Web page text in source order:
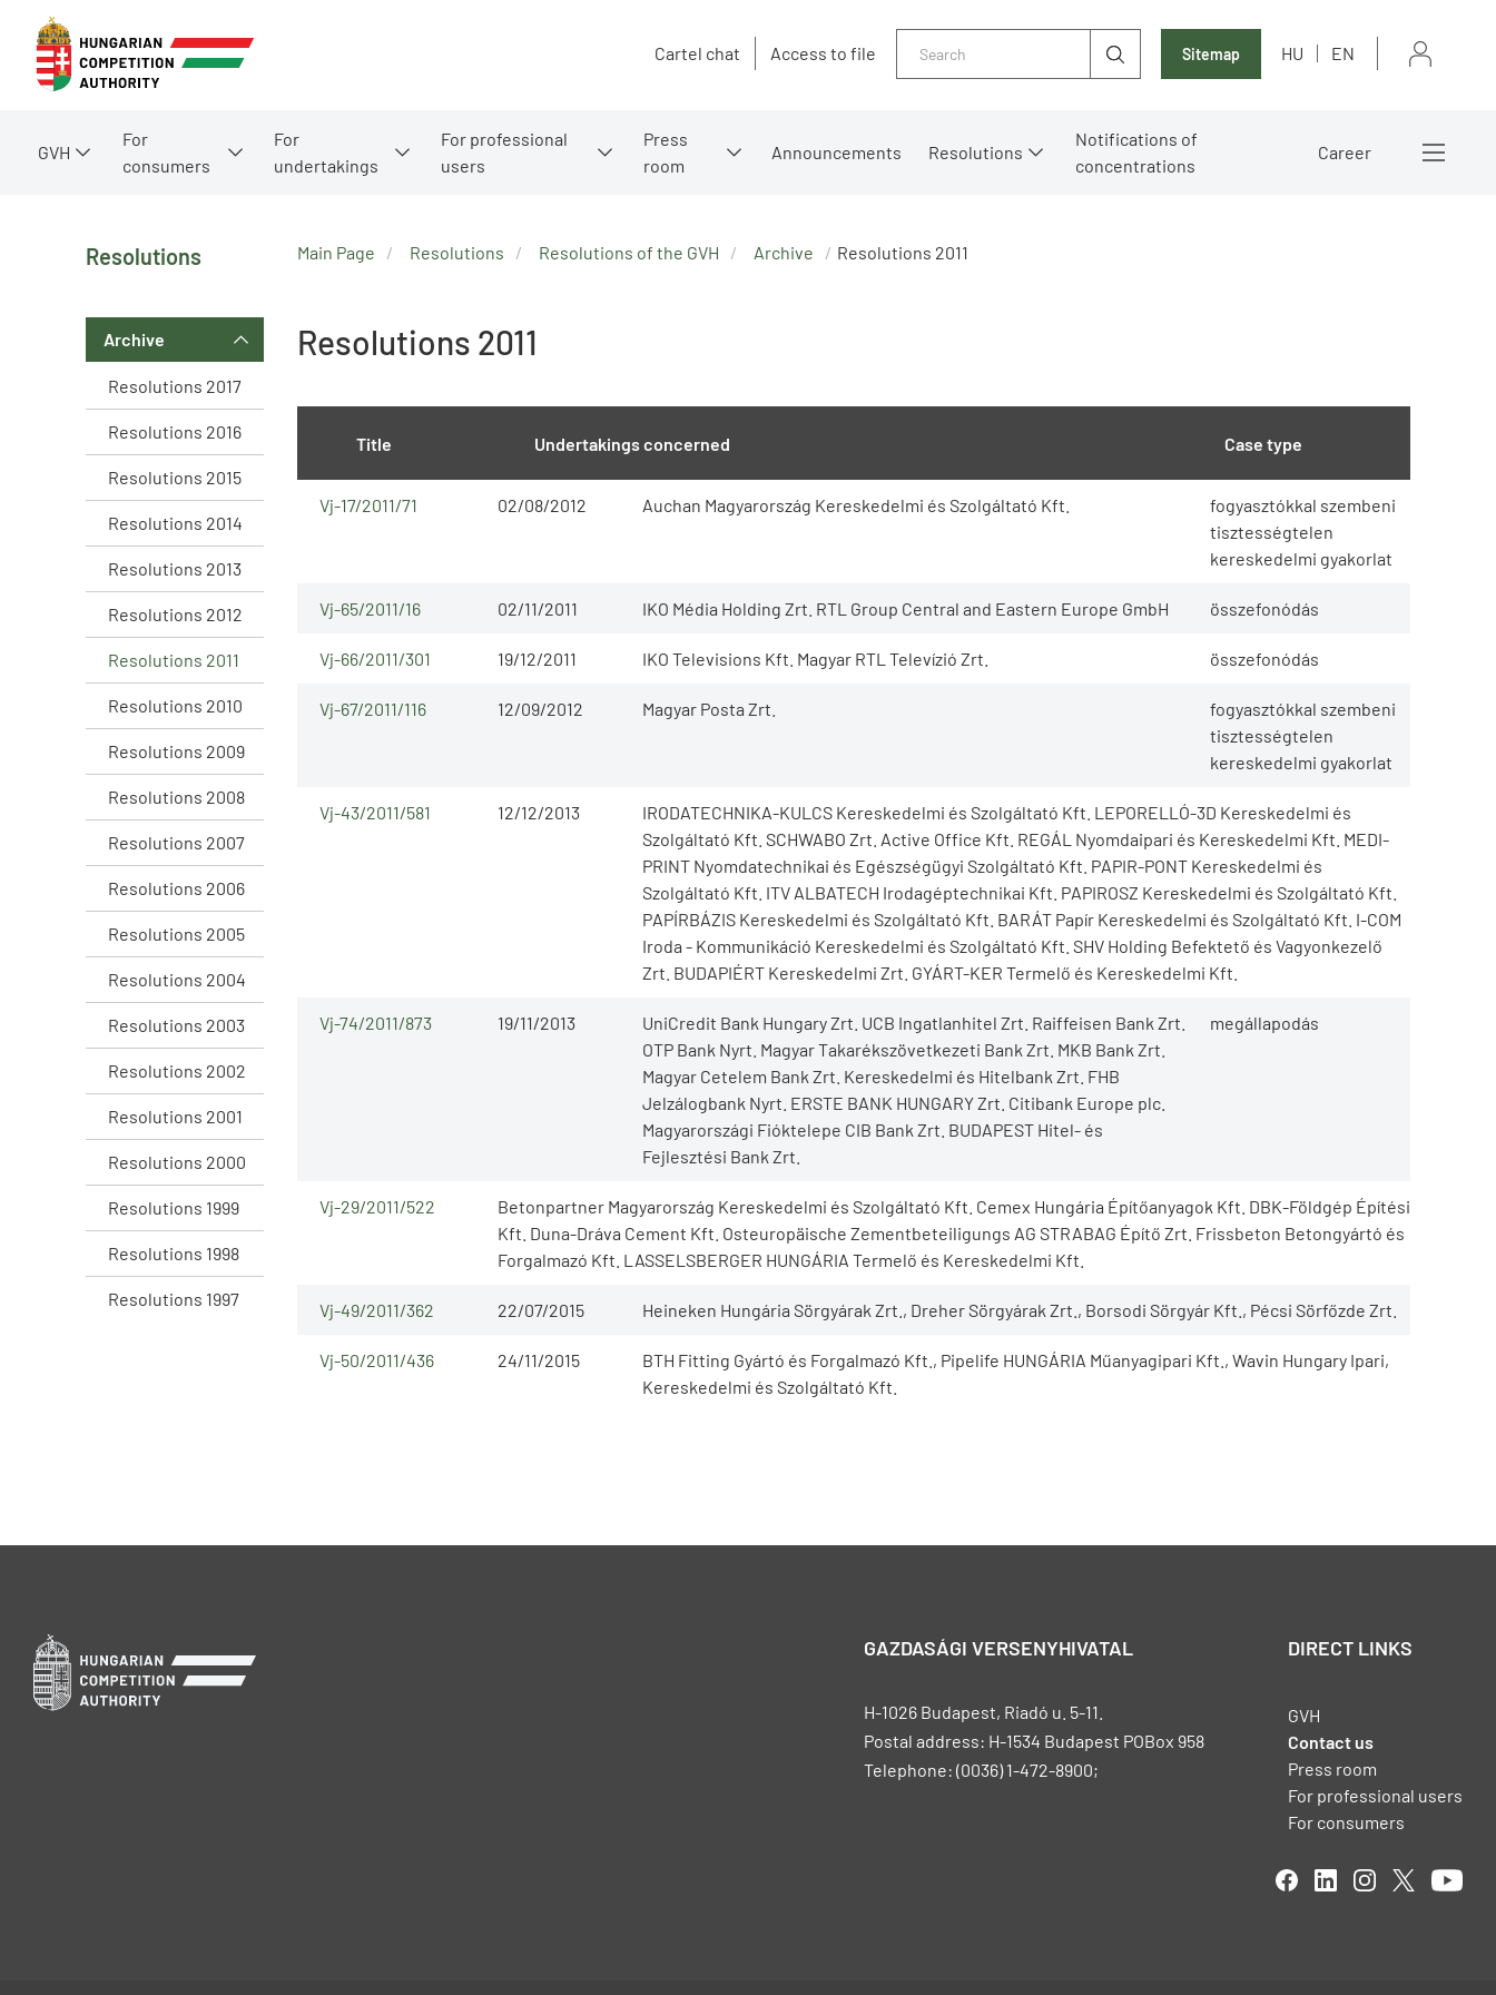
Cartel chat Access to file Sitemap HU EN
GVH
For
consumers
For
undertakings
For professional
users
Press
room
Announcements Resolutions
Notifications of
concentrations
Career
Resolutions
Archive
Resolutions 2017
Resolutions 2016
Resolutions 2015
Resolutions 2014
Resolutions 2013
Resolutions 2012
Resolutions 2011
Resolutions 2010
Resolutions 2009
Resolutions 2008
Resolutions 2007
Resolutions 2006
Resolutions 2005
Resolutions 2004
Resolutions 2003
Resolutions 2002
Resolutions 2001
Resolutions 2000
Resolutions 1999
Resolutions 1998
Resolutions 1997
Main Page Resolutions Resolutions of the GVH Archive Resolutions 2011
Resolutions 2011
Title Undertakings concerned Case type
02/08/2012
Vj-17/2011/71 Auchan Magyarország Kereskedelmi és Szolgáltató Kft.
fogyasztókkal szembeni
tisztességtelen
kereskedelmi gyakorlat
02/11/2011
Vj-65/2011/16 IKO Média Holding Zrt. RTL Group Central and Eastern Europe GmbH összefonódás
19/12/2011
Vj-66/2011/301 IKO Televisions Kft. Magyar RTL Televízió Zrt. összefonódás
12/09/2012
Vj-67/2011/116 Magyar Posta Zrt.
fogyasztókkal szembeni
tisztességtelen
kereskedelmi gyakorlat
12/12/2013
Vj-43/2011/581
IRODATECHNIKA-KULCS Kereskedelmi és Szolgáltató Kft. LEPORELLÓ-3D Kereskedelmi és
Szolgáltató Kft. SCHWABO Zrt. Active Office Kft. REGÁL Nyomdaipari és Kereskedelmi Kft. MEDI-
PRINT Nyomdatechnikai és Egészségügyi Szolgáltató Kft. PAPIR-PONT Kereskedelmi és
Szolgáltató Kft. ITV ALBATECH Irodagéptechnikai Kft. PAPIROSZ Kereskedelmi és Szolgáltató Kft.
PAPÍRBÁZIS Kereskedelmi és Szolgáltató Kft. BARÁT Papír Kereskedelmi és Szolgáltató Kft. I-COM
Iroda - Kommunikáció Kereskedelmi és Szolgáltató Kft. SHV Holding Befektető és Vagyonkezelő
Zrt. BUDAPIÉRT Kereskedelmi Zrt. GYÁRT-KER Termelő és Kereskedelmi Kft.
19/11/2013
Vj-74/2011/873
UniCredit Bank Hungary Zrt. UCB Ingatlanhitel Zrt. Raiffeisen Bank Zrt.
OTP Bank Nyrt. Magyar Takarékszövetkezeti Bank Zrt. MKB Bank Zrt.
Magyar Cetelem Bank Zrt. Kereskedelmi és Hitelbank Zrt. FHB
Jelzálogbank Nyrt. ERSTE BANK HUNGARY Zrt. Citibank Europe plc.
Magyarországi Fióktelepe CIB Bank Zrt. BUDAPEST Hitel- és
Fejlesztési Bank Zrt.
megállapodás
Vj-29/2011/522
Betonpartner Magyarország Kereskedelmi és Szolgáltató Kft. Cemex Hungária Építőanyagok Kft. DBK-Földgép Építési
Kft. Duna-Dráva Cement Kft. Osteuropäische Zementbeteiligungs AG STRABAG Építő Zrt. Frissbeton Betongyártó és
Forgalmazó Kft. LASSELSBERGER HUNGÁRIA Termelő és Kereskedelmi Kft.
22/07/2015
Vj-49/2011/362 Heineken Hungária Sörgyárak Zrt., Dreher Sörgyárak Zrt., Borsodi Sörgyár Kft., Pécsi Sörfőzde Zrt.
24/11/2015
Vj-50/2011/436
BTH Fitting Gyártó és Forgalmazó Kft., Pipelife HUNGÁRIA Műanyagipari Kft., Wavin Hungary Ipari,
Kereskedelmi és Szolgáltató Kft.
GAZDASÁGI VERSENYHIVATAL
H-1026 Budapest, Riadó u. 5-11.
Postal address: H-1534 Budapest POBox 958
Telephone: (0036) 1-472-8900;
DIRECT LINKS
GVH
Contact us
Press room
For professional users
For consumers